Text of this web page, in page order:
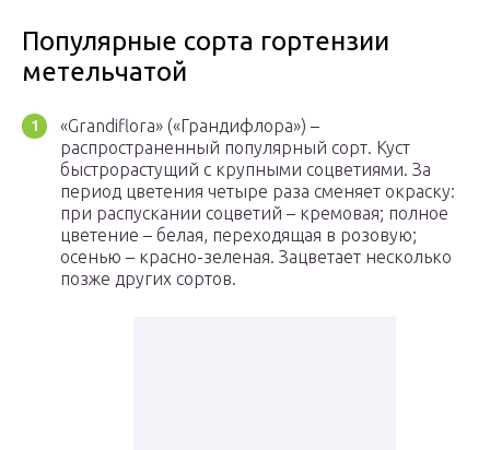
Популярные сорта гортензии
метельчатой
«Grandiflora» («Грандифлора») –
распространенный популярный сорт. Куст
быстрорастущий с крупными соцветиями. За
период цветения четыре раза сменяет окраску:
при распускании соцветий – кремовая; полное
цветение – белая, переходящая в розовую;
осенью – красно-зеленая. Зацветает несколько
позже других сортов.